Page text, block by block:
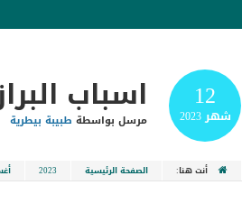
12
شهر2023 اسباب
مرسل بواسطة طبيبة بيطرية
أنت هنا: الصفحة الرئيسية 2023